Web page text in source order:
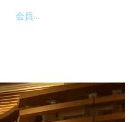
会員ログイン